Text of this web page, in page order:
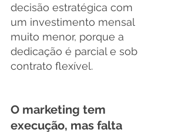
decisão estratégica com
um investimento mensal
muito menor, porque a
dedicação é parcial e sob
contrato flexível.
O marketing tem
execução, mas falta